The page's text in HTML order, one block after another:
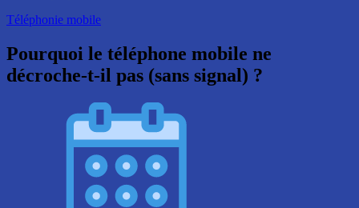
Téléphonie mobile
Pourquoi le téléphone mobile ne
décroche-t-il pas (sans signal) ?